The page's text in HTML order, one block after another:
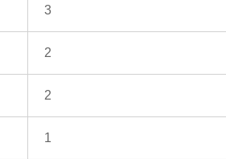
3
2
2
1